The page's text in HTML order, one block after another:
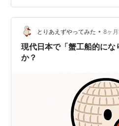
った。 これらの本は、一人で
ちろん、心の支えにもなりま
とりあえずやってみた • 8ヶ
現代日本で「蟹工船的にな
か？